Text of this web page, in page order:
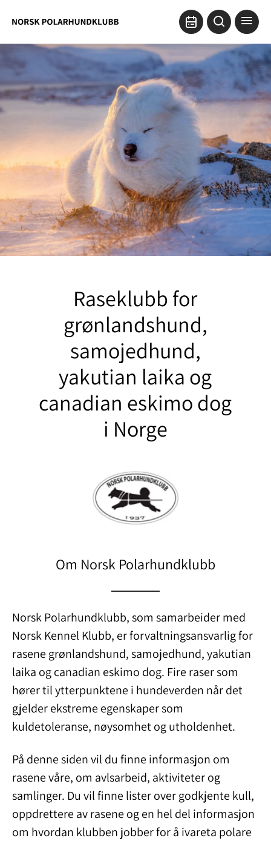
Raseklubb for
grønlandshund,
samojedhund,
yakutian laika og
canadian eskimo dog
i Norge
Om Norsk Polarhundklubb
Norsk Polarhundklubb, som samarbeider med
Norsk Kennel Klubb, er forvaltningsansvarlig for
rasene grønlandshund, samojedhund, yakutian
laika og canadian eskimo dog. Fire raser som
hører til ytterpunktene i hundeverden når det
gjelder ekstreme egenskaper som
kuldetoleranse, nøysomhet og utholdenhet.
På denne siden vil du finne informasjon om
rasene våre, om avlsarbeid, aktiviteter og
samlinger. Du vil finne lister over godkjente kull,
oppdrettere av rasene og en hel del informasjon
om hvordan klubben jobber for å ivareta polare